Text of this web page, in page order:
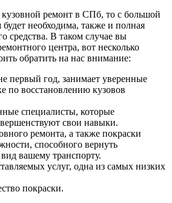
ремонт в СПб, то с большой
необходима, также и полная
средства. В таком случае вы
центра, вот несколько
обратить на нас внимание:
первый год, занимает уверенные
по восстановлению кузовов
специалисты, которые
свои навыки.
ремонта, а также покраски
способного вернуть
вашему транспорту.
услуг, одна из самых низких
покраски.